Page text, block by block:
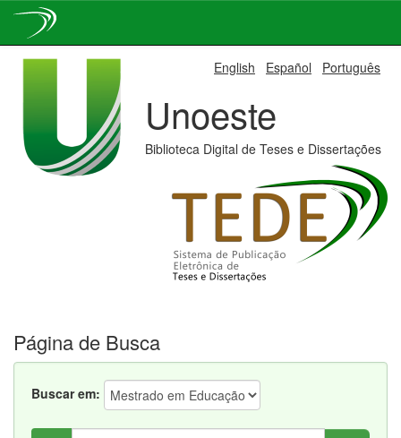
English Español Português
Unoeste
Biblioteca Digital de Teses e Dissertações
Página de Busca
Buscar em: